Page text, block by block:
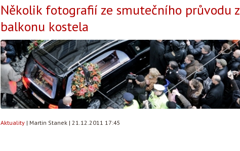
Několik fotografií ze smutečního průvodu z
balkonu kostela
Aktuality | Martin Stanek | 21.12.2011 17:45